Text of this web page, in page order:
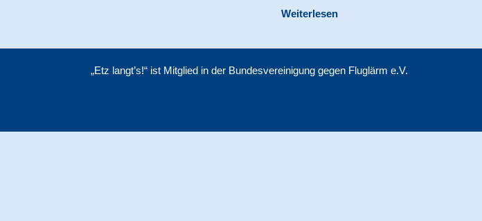
Weiterlesen
„Etz langt’s!“ ist Mitglied in der Bundesvereinigung gegen Fluglärm e.V.